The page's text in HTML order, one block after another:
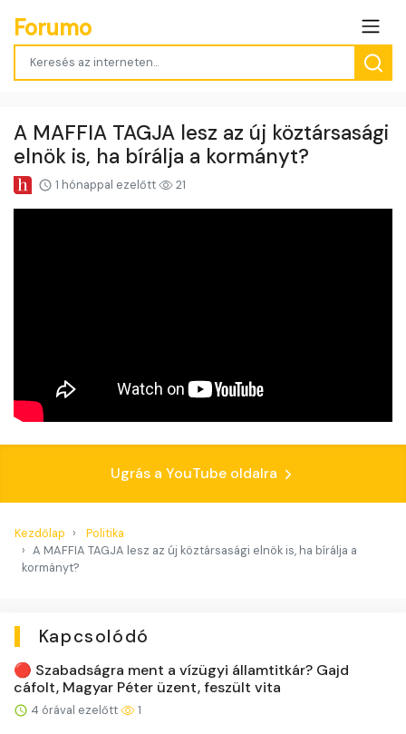
Forumo
A MAFFIA TAGJA lesz az új köztársasági
elnök is, ha bírálja a kormányt?
1 hónappal ezelőtt 21
Ugrás a YouTube oldalra
Kezdőlap
Politika
A MAFFIA TAGJA lesz az új köztársasági elnök is, ha bírálja a
kormányt?
Kapcsolódó
🔴 Szabadságra ment a vízügyi államtitkár? Gajd
cáfolt, Magyar Péter üzent, feszült vita
4 órával ezelőtt 1